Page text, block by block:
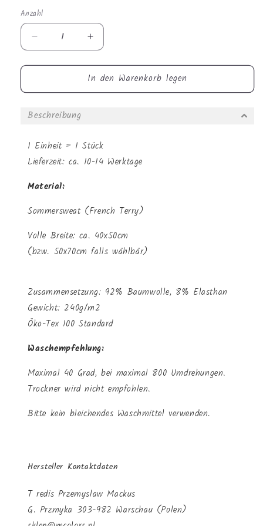
Anzahl
Anzahl
Verringere
die
Menge
Sommersweat
HipHop
Erhöhe
die
Menge
für
Sommersweat
In den Warenkorb legen
Beschreibung
1 Einheit = 1 Stück
Lieferzeit: ca. 10-14 Werktage
Material:
Sommersweat (French Terry)
Volle Breite: ca. 40x50cm
(bzw. 50x70cm falls wählbär)
Zusammensetzung: 92% Baumwolle, 8% Elasthan
Gewicht: 240g/m2
Öko-Tex 100 Standard
Waschempfehlung:
Maximal 40 Grad, bei maximal 800 Umdrehungen.
Trockner wird nicht empfohlen.
Bitte kein bleichendes Waschmittel verwenden.
Hersteller Kontaktdaten
T redis Przemyslaw Mackus
G. Przmyka 303-982 Warschau (Polen)